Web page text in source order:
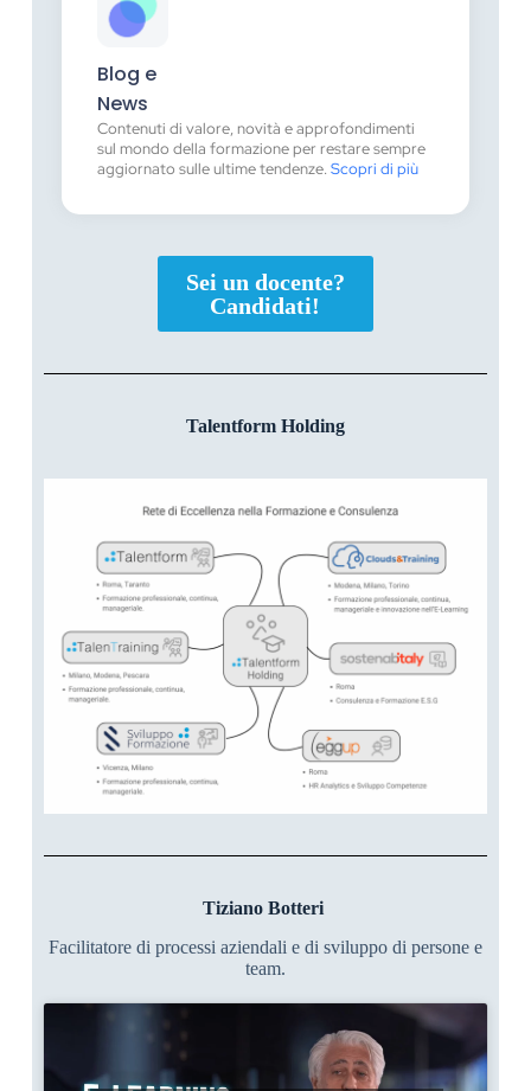
Blog e
News
Contenuti di valore, novità e approfondimenti
sul mondo della formazione per restare sempre
aggiornato sulle ultime tendenze. Scopri di più
Sei un docente?
Candidati!
Talentform Holding
Tiziano Botteri
Facilitatore di processi aziendali e di sviluppo di persone e
team.